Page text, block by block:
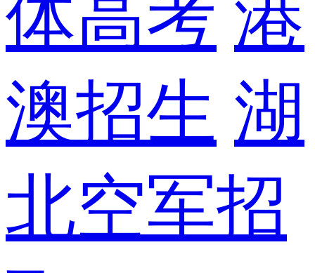
体高考 港
澳招生 湖
北空军招